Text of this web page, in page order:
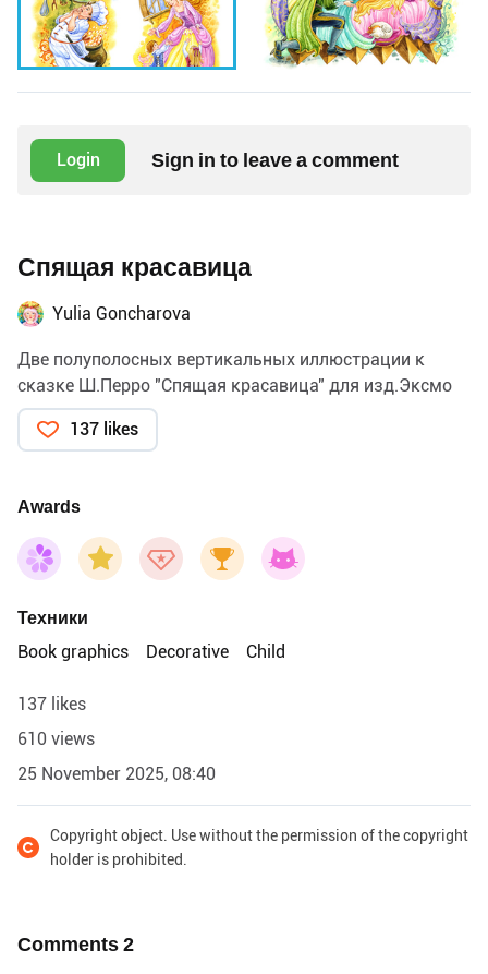
Login Sign in to leave a comment
Спящая красавица
Yulia Goncharova
Две полуполосных вертикальных иллюстрации к
сказке Ш.Перро "Спящая красавица" для изд.Эксмо
137 likes
Awards
Техники
Book graphics
Decorative Child
137 likes
610 views
25 November 2025, 08:40
Copyright object. Use without the permission of the copyright
holder is prohibited.
Comments2